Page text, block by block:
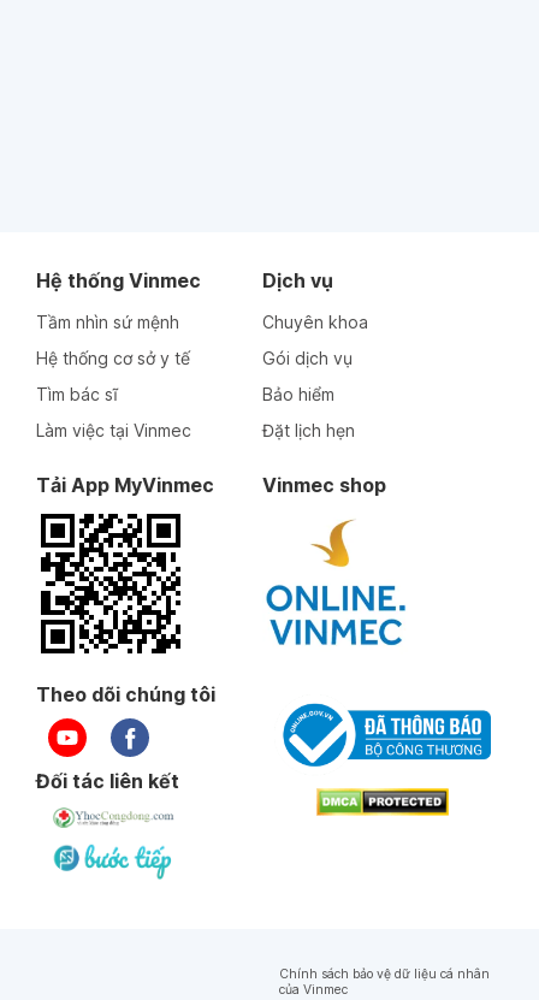
Hệ thống Vinmec
Tầm nhìn sứ mệnh
Hệ thống cơ sở y tế
Tìm bác sĩ
Làm việc tại Vinmec
Dịch vụ
Chuyên khoa
Gói dịch vụ
Bảo hiểm
Đặt lịch hẹn
Tải App MyVinmec Vinmec shop
Theo dõi chúng tôi
Đối tác liên kết
Chính sách bảo vệ dữ liệu cá nhân
của Vinmec